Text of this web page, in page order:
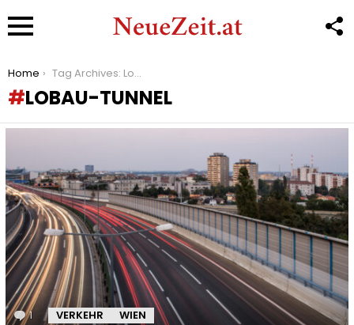
You are here:
Home Tag Archives: Lobau-Tunnel
LOBAU-TUNNEL
STORIES
1 Kommentar
VERKEHR WIEN